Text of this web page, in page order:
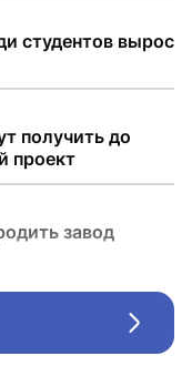
студентов вырос
получить до
проект
завод